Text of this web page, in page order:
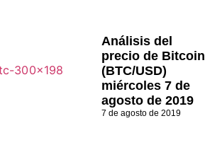
Análisis del
precio de Bitcoin
(BTC/USD)
miércoles 7 de
agosto de 2019
7 de agosto de 2019